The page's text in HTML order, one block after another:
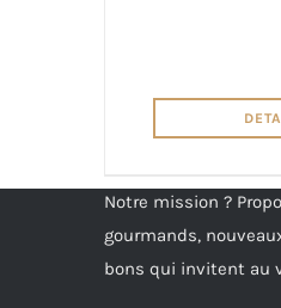
Notre mission ?
gourmands,
bons qui invitent au